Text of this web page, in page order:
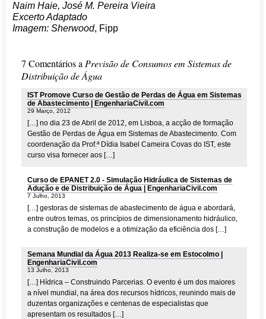
Naim Haie, José M. Pereira Vieira
Excerto Adaptado
Imagem: Sherwood, Fipp
7 Comentários a Previsão de Consumos em Sistemas de
Distribuição de Água
IST Promove Curso de Gestão de Perdas de Água em Sistemas
de Abastecimento | EngenhariaCivil.com
29 Março, 2012
[…] no dia 23 de Abril de 2012, em Lisboa, a acção de formação
Gestão de Perdas de Água em Sistemas de Abastecimento. Com
coordenação da Prof.ª Dídia Isabel Cameira Covas do IST, este
curso visa fornecer aos […]
Curso de EPANET 2.0 - Simulação Hidráulica de Sistemas de
Adução e de Distribuição de Água | EngenhariaCivil.com
7 Julho, 2013
[…] gestoras de sistemas de abastecimento de água e abordará,
entre outros temas, os princípios de dimensionamento hidráulico,
a construção de modelos e a otimização da eficiência dos […]
Semana Mundial da Água 2013 Realiza-se em Estocolmo |
EngenhariaCivil.com
13 Julho, 2013
[…] Hídrica – Construindo Parcerias. O evento é um dos maiores
a nível mundial, na área dos recursos hídricos, reunindo mais de
duzentas organizações e centenas de especialistas que
apresentam os resultados […]